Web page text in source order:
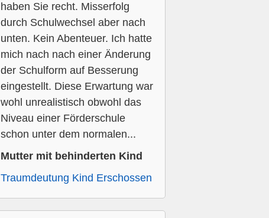
haben Sie recht. Misserfolg
durch Schulwechsel aber nach
unten. Kein Abenteuer. Ich hatte
mich nach nach einer Änderung
der Schulform auf Besserung
eingestellt. Diese Erwartung war
wohl unrealistisch obwohl das
Niveau einer Förderschule
schon unter dem normalen...
Mutter mit behinderten Kind
Traumdeutung Kind Erschossen